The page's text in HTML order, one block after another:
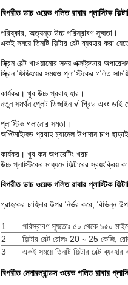
বিপরীত ডাচ ওয়েভ গলিত রাবার প্লাস্টিক
পরিষ্কার, অত্যন্ত উচ্চ পরিস্রাবণ সূক্ষ্মতা।
একই সময়ে তিনটি ফিল্টার বেল্ট ব্যবহার করা
স্ক্রিন বেল্ট খাওয়ানোর সময় এক্সট্রুডার
স্ক্রিন ফিডিংয়ের সময়ও প্লাস্টিকের গলিত
কার্যকর। খুব উচ্চ প্রবাহ হার।
নতুন সমর্থন প্লেট ডিজাইন √ গ্রিড এবং ডাই
প্লাস্টিক গলানোর সমতা।
অপ্টিমাইজড প্রবাহ চ্যানেল উপাদান চাপ
কার্যকর। খুব কম অপারেটিং খরচ
উচ্চ প্লাস্টিকের মাধ্যমে ফিল্টারের
বিপরীত ডাচ ওয়েভ গলিত রাবার প্লাস্টিক
গ্রাহকের চাহিদার উপর নির্ভর করে,
1
পরিস্রাবণ সূক্ষ্মতাঃ ৫০ থেকে ৯৫০
2
ফিল্টার বেল্ট রোলঃ 20 ∼ 25 কেজি,
3
একই সময়ে তিনটি ফিল্টার বেল্ট
বিপরীত নেদারল্যান্ডস ওয়েভ গলিত রাবার